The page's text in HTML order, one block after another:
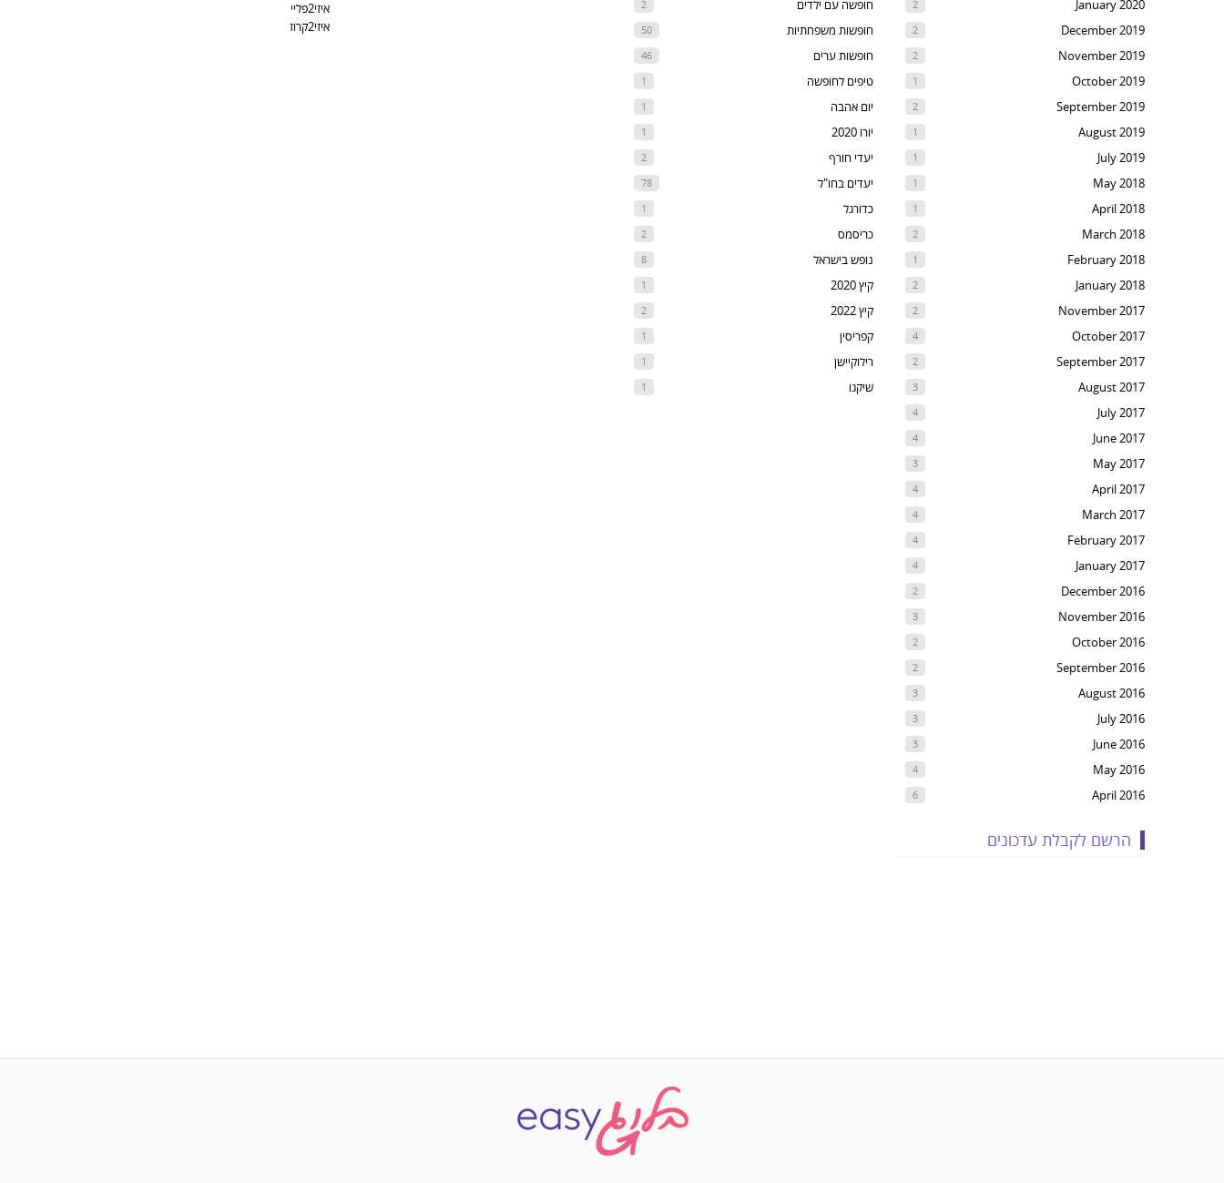
איזי2פליי
איזי2קרוז
חופשה עם ילדים 2
חופשות משפחתיות 50
חופשות ערים 46
טיפים לחופשה 1
יום אהבה 1
יורו 2020 1
יעדי חורף 2
יעדים בחו"ל 78
כדורגל 1
כריסמס 2
נופש בישראל 8
קיץ 2020 1
קיץ 2022 2
קפריסין 1
רילוקיישן 1
שיקגו 1
January 2020
2
December 2019
2
November 2019
2
October 2019
1
September 2019
2
August 2019
1
July 2019
1
May 2018
1
April 2018
1
March 2018
2
February 2018
1
January 2018
2
November 2017
2
October 2017
4
September 2017
2
August 2017
3
July 2017
4
June 2017
4
May 2017
3
April 2017
4
March 2017
4
February 2017
4
January 2017
4
December 2016
2
November 2016
3
October 2016
2
September 2016
2
August 2016
3
July 2016
3
June 2016
3
May 2016
4
April 2016
6
הרשם לקבלת עדכונים